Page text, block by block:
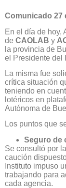
Comunicado 27
En el día de hoy,
de CAOLAB y
la provincia de
el Presidente del
La misma fue
crítica situación
teniendo en
lotéricos en
Autónoma de
Los puntos que
Seguro de
Se consultó por
caución
Instituto impuso
trabajando para
cada agencia.